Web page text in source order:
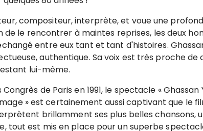
compositeur, interprète, et voue une
de le rencontrer à maintes reprises, les deux
entre eux tant et tant d'histoires.
authentique. Sa voix est très proche de
lui-même.
de Paris en 1991, le spectacle « Ghassan
» est certainement aussi captivant que le
brillamment ses plus belles chansons,
tout est mis en place pour un superbe